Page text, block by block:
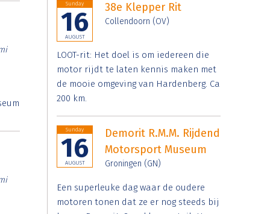
Sunday
16
AUGUST
38e Klepper Rit
Collendoorn (OV)
LOOT-rit: Het doel is om iedereen die
motor rijdt te laten kennis maken met
de mooie omgeving van Hardenberg. Ca
200 km.
Sunday
16
AUGUST
Demorit R.M.M. Rijdend
Motorsport Museum
Groningen (GN)
Een superleuke dag waar de oudere
motoren tonen dat ze er nog steeds bij